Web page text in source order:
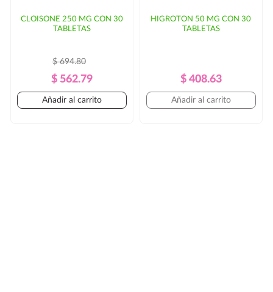
CLOISONE 250 MG CON 30
TABLETAS
Precio
Regular
$ 694.80
Precio
$ 562.79
Añadir al carrito
HIGROTON 50 MG CON 30
TABLETAS
Precio
Regular
Precio
$ 408.63
Añadir al carrito